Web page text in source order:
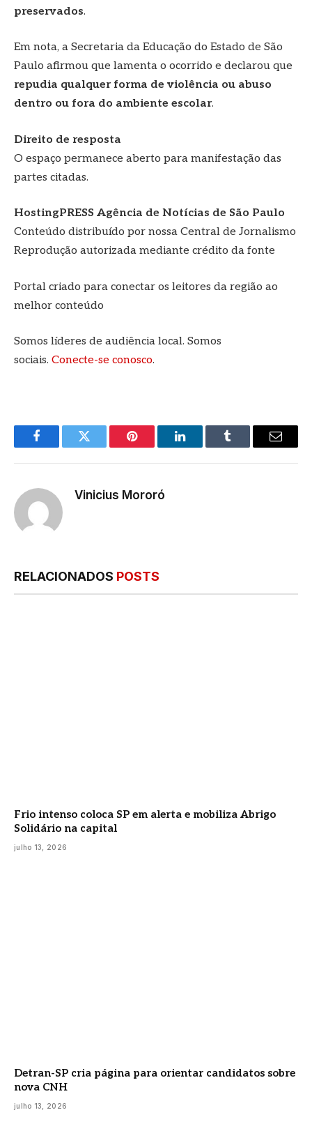
preservados.
Em nota, a Secretaria da Educação do Estado de São
Paulo afirmou que lamenta o ocorrido e declarou que
repudia qualquer forma de violência ou abuso
dentro ou fora do ambiente escolar.
Direito de resposta
O espaço permanece aberto para manifestação das
partes citadas.
HostingPRESS Agência de Notícias de São Paulo
Conteúdo distribuído por nossa Central de Jornalismo
Reprodução autorizada mediante crédito da fonte
Portal criado para conectar os leitores da região ao
melhor conteúdo
Somos líderes de audiência local. Somos
sociais. Conecte-se conosco.
FacebookTwitter Pinterest LinkedInTumblr
E-
Vinicius Mororó
RELACIONADOS POSTS
Frio intenso coloca SP em alerta e mobiliza Abrigo
Solidário na capital
julho 13, 2026
Detran-SP cria página para orientar candidatos sobre
nova CNH
julho 13, 2026